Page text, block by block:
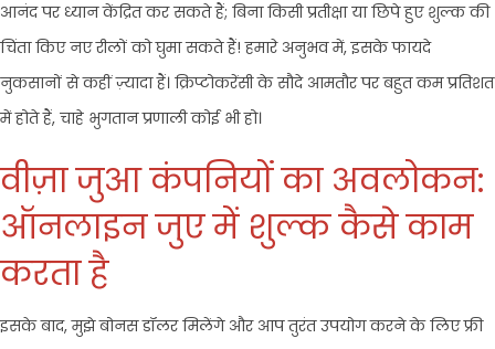
आनंद पर ध्यान केंद्रित कर सकते हैं; बिना किसी प्रतीक्षा या छिपे हुए शुल्क की
चिंता किए नए रीलों को घुमा सकते हैं! हमारे अनुभव में, इसके फायदे
नुकसानों से कहीं ज़्यादा हैं। क्रिप्टोकरेंसी के सौदे आमतौर पर बहुत कम प्रतिशत
में होते हैं, चाहे भुगतान प्रणाली कोई भी हो।
वीज़ा जुआ कंपनियों का अवलोकन:
ऑनलाइन जुए में शुल्क कैसे काम
करता है
इसके बाद, मुझे बोनस डॉलर मिलेंगे और आप तुरंत उपयोग करने के लिए फ्री